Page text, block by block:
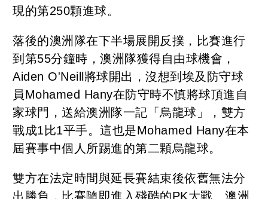
現的第250顆進球。
落後的澳洲隊在下半場展開反撲，比賽進行
到第55分鐘時，澳洲隊獲得自由球機會，
Aiden O'Neill將球開出，沒想到埃及防守球
員Mohamed Hany在防守時不慎將球頂進自
家球門，送給澳洲隊一記「烏龍球」，雙方
戰成1比1平手。這也是Mohamed Hany在本
屆賽事中個人所踢進的第二顆烏龍球。
雙方在法定時間與延長賽結束後依舊無法分
出勝負，比賽隨即進入殘酷的PK大戰。澳洲